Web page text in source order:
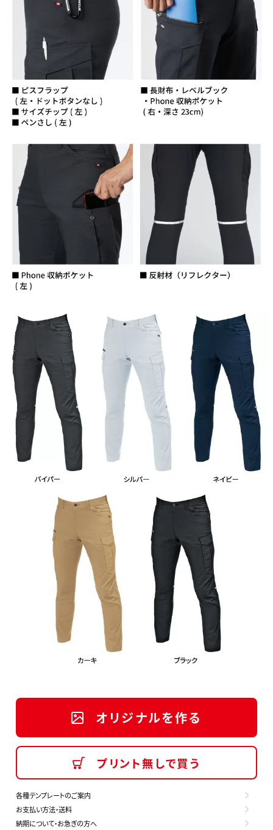
オリジナルを作る
プリント無しで買う
各種テンプレートのご案内
お支払い方法・送料
納期について・お急ぎの方へ